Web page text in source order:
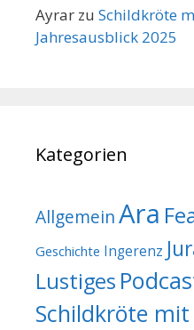
Ayrar zu Schildkröte
Jahresausblick 2025
Kategorien
AllgemeinAra
Geschichte Ingerenz
Lustiges
Schildkröte